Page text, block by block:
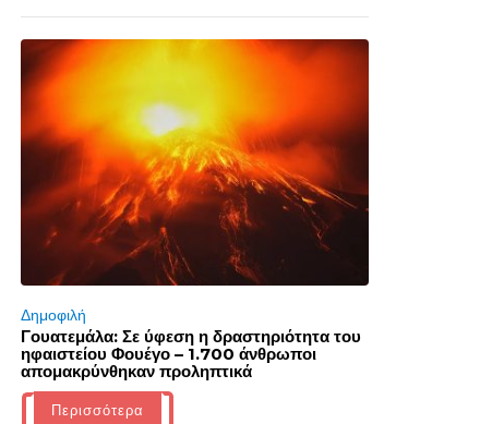
Δημοφιλή
Γουατεμάλα: Σε ύφεση η δραστηριότητα του
ηφαιστείου Φουέγο – 1.700 άνθρωποι
απομακρύνθηκαν προληπτικά
Περισσότερα